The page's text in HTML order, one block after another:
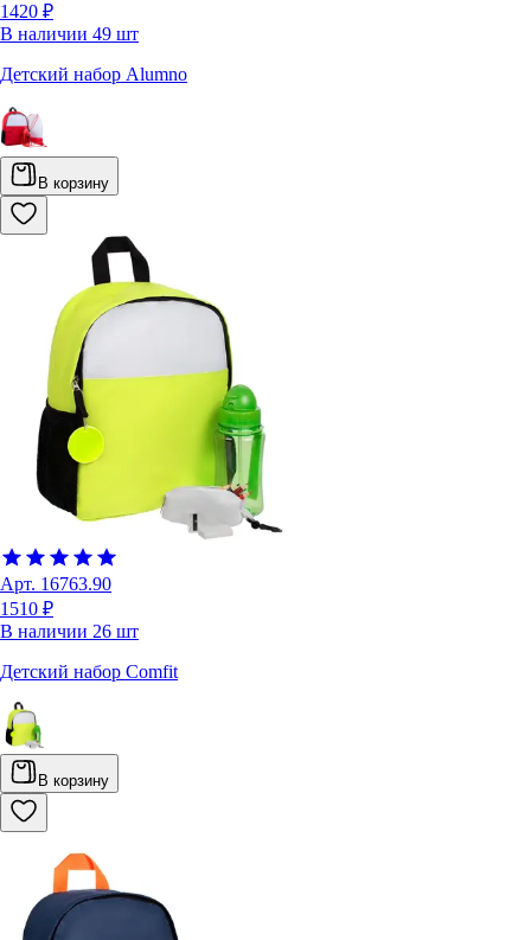
1420 ₽
В наличии 49 шт
Детский набор Alumno
В корзину
Арт. 16763.90
1510 ₽
В наличии 26 шт
Детский набор Comfit
В корзину